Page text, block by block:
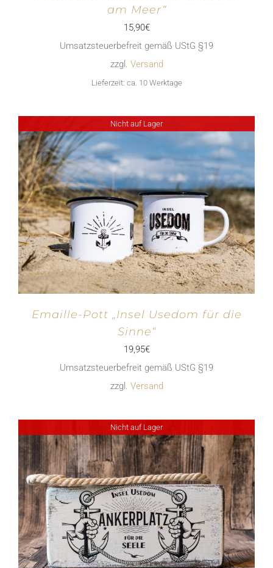
am Meer“
15,90€
Umsatzsteuerbefreit gemäß UStG §19
zzgl. Versand
Lieferzeit: ca. 10 Werktage
Nicht auf Lager
Emaille-Pott „Insel Usedom für die
Sinne“
19,95€
Umsatzsteuerbefreit gemäß UStG §19
zzgl. Versand
Nicht auf Lager